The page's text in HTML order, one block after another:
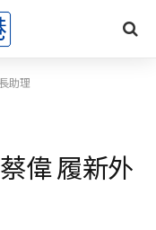
助理
偉 履新外